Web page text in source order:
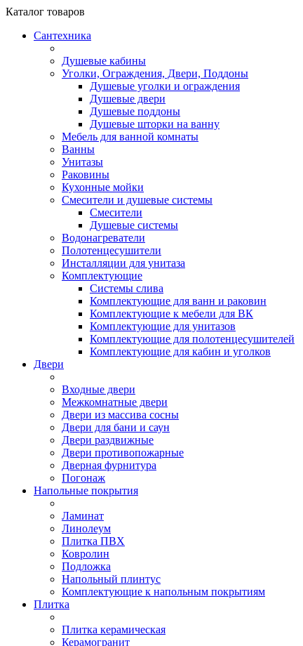
Каталог товаров
Сантехника
Душевые кабины
Уголки, Ограждения, Двери, Поддоны
Душевые уголки и ограждения
Душевые двери
Душевые поддоны
Душевые шторки на ванну
Мебель для ванной комнаты
Ванны
Унитазы
Раковины
Кухонные мойки
Смесители и душевые системы
Смесители
Душевые системы
Водонагреватели
Полотенцесушители
Инсталляции для унитаза
Комплектующие
Системы слива
Комплектующие для ванн и раковин
Комплектующие к мебели для ВК
Комплектующие для унитазов
Комплектующие для полотенцесушителей
Комплектующие для кабин и уголков
Двери
Входные двери
Межкомнатные двери
Двери из массива сосны
Двери для бани и саун
Двери раздвижные
Двери противопожарные
Дверная фурнитура
Погонаж
Напольные покрытия
Ламинат
Линолеум
Плитка ПВХ
Ковролин
Подложка
Напольный плинтус
Комплектующие к напольным покрытиям
Плитка
Плитка керамическая
Керамогранит